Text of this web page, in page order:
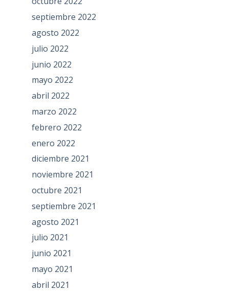
septiembre 2022
agosto 2022
julio 2022
junio 2022
mayo 2022
abril 2022
marzo 2022
febrero 2022
enero 2022
diciembre 2021
noviembre 2021
octubre 2021
septiembre 2021
agosto 2021
julio 2021
junio 2021
mayo 2021
abril 2021